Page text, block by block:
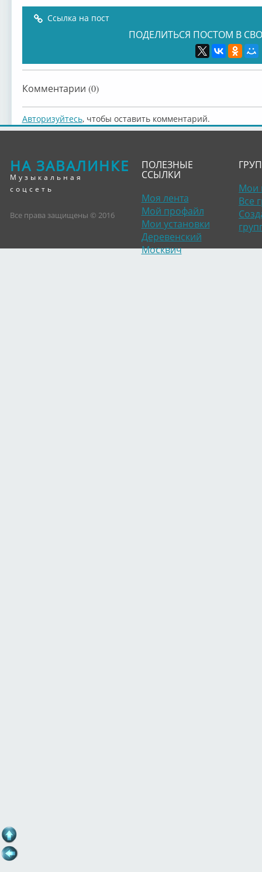
Ссылка на пост
ПОДЕЛИТЬСЯ ПОСТОМ В
Комментарии (0)
Авторизуйтесь, чтобы оставить комментарий.
НА ЗАВАЛИНКЕ
Музыкальная
соцсеть
Все права защищены © 2016
ПОЛЕЗНЫЕ
ССЫЛКИ
Моя лента
Мой профайл
Мои установки
Деревенский
Москвич
Мои
Все